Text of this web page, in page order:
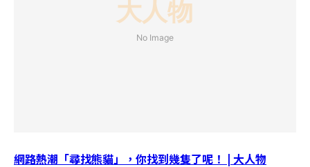
網路熱潮「尋找熊貓」，你找到幾隻了呢！ | 大人物